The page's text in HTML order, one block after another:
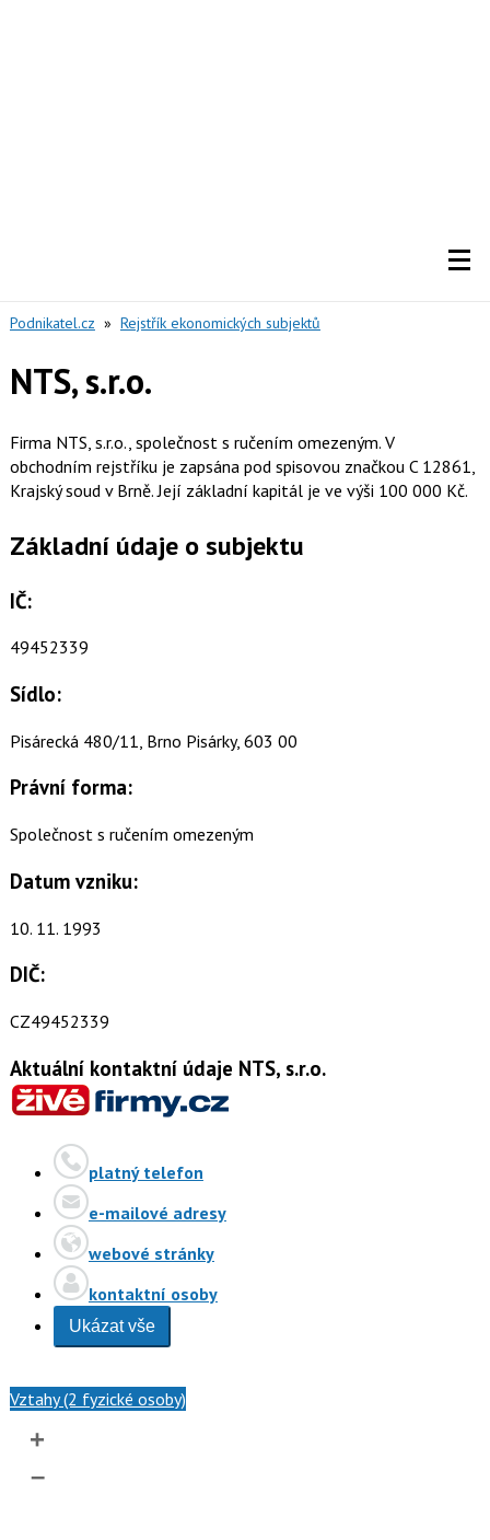
Podnikatel.cz » Rejstřík ekonomických subjektů
NTS, s.r.o.
Firma NTS, s.r.o., společnost s ručením omezeným. V
obchodním rejstříku je zapsána pod spisovou značkou C 12861,
Krajský soud v Brně. Její základní kapitál je ve výši 100 000 Kč.
Základní údaje o subjektu
IČ:
49452339
Sídlo:
Pisárecká 480/11, Brno Pisárky, 603 00
Právní forma:
Společnost s ručením omezeným
Datum vzniku:
10. 11. 1993
DIČ:
CZ49452339
Aktuální kontaktní údaje NTS, s.r.o.
platný telefon
e-mailové adresy
webové stránky
kontaktní osoby
Ukázat vše
Vztahy (2 fyzické osoby)
+
–